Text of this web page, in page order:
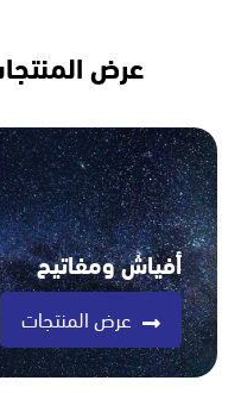
عرض
أفياش ومفاتيح
عرض المنتجات